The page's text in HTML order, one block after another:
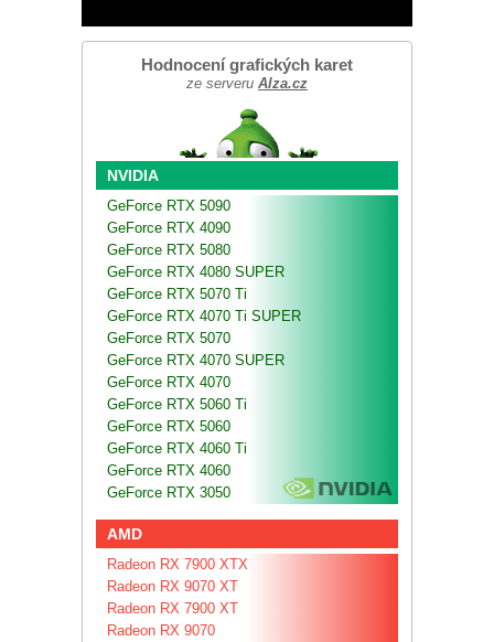
Hodnocení grafických karet
ze serveru Alza.cz
NVIDIA
GeForce RTX 5090
GeForce RTX 4090
GeForce RTX 5080
GeForce RTX 4080 SUPER
GeForce RTX 5070 Ti
GeForce RTX 4070 Ti SUPER
GeForce RTX 5070
GeForce RTX 4070 SUPER
GeForce RTX 4070
GeForce RTX 5060 Ti
GeForce RTX 5060
GeForce RTX 4060 Ti
GeForce RTX 4060
GeForce RTX 3050
AMD
Radeon RX 7900 XTX
Radeon RX 9070 XT
Radeon RX 7900 XT
Radeon RX 9070